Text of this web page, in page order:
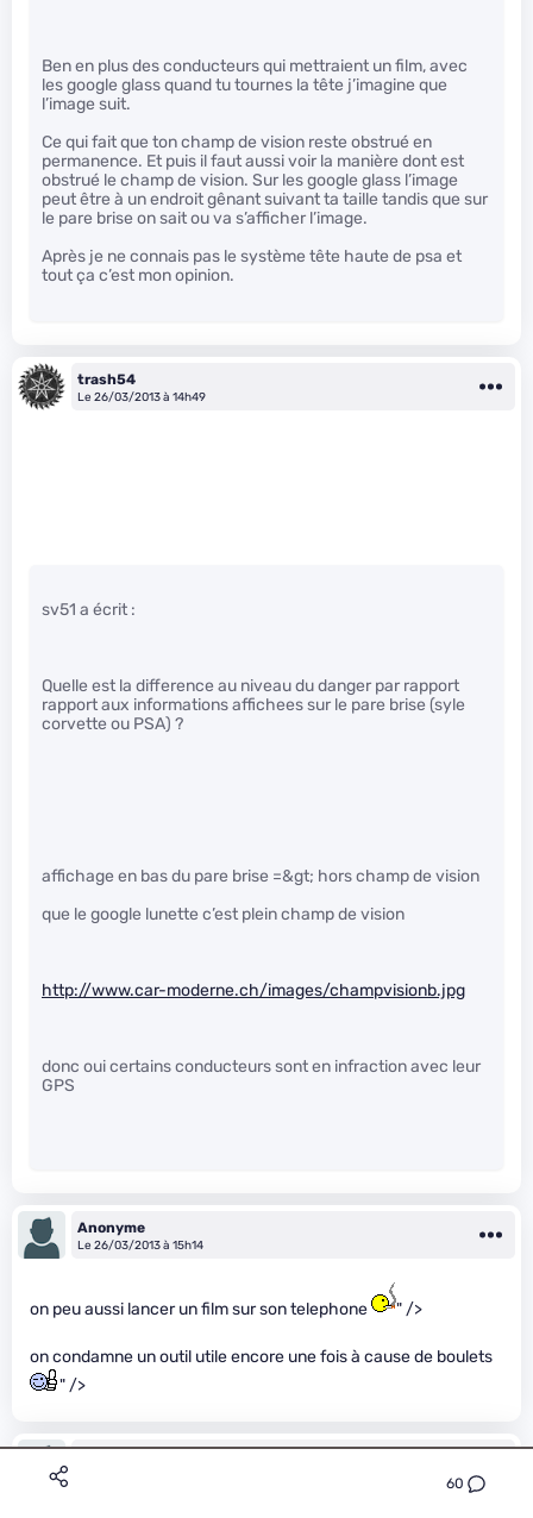
60
Ben en plus des conducteurs qui mettraient un film, avec
les google glass quand tu tournes la tête j’imagine que
l’image suit.
Ce qui fait que ton champ de vision reste obstrué en
permanence. Et puis il faut aussi voir la manière dont est
obstrué le champ de vision. Sur les google glass l’image
peut être à un endroit gênant suivant ta taille tandis que sur
le pare brise on sait ou va s’afficher l’image.
Après je ne connais pas le système tête haute de psa et
tout ça c’est mon opinion.
trash54
Le 26/03/2013 à 14h49
sv51 a écrit :
Quelle est la difference au niveau du danger par rapport
rapport aux informations affichees sur le pare brise (syle
corvette ou PSA) ?
affichage en bas du pare brise =&gt; hors champ de vision
que le google lunette c’est plein champ de vision
http://www.car-moderne.ch/images/champvisionb.jpg
donc oui certains conducteurs sont en infraction avec leur
GPS
Anonyme
Le 26/03/2013 à 15h14
on peu aussi lancer un film sur son telephone " />
on condamne un outil utile encore une fois à cause de boulets
" />